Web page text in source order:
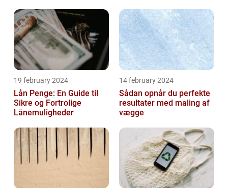
19 february 2024
Lån Penge: En Guide til
Sikre og Fortrolige
Lånemuligheder
14 february 2024
Sådan opnår du perfekte
resultater med maling af
vægge